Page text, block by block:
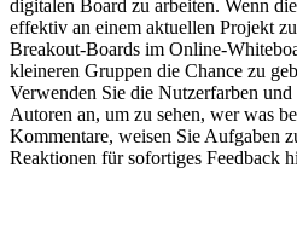
digitalen Board zu arbeiten. Wenn
effektiv an einem aktuellen Projekt
Breakout-Boards im Online-
kleineren Gruppen die Chance zu
Verwenden Sie die Nutzerfarben
Autoren an, um zu sehen, wer was
Kommentare, weisen Sie Aufgaben
Reaktionen für sofortiges Feedback